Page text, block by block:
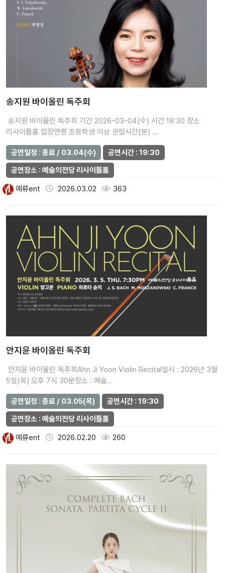
송지원 바이올린 독주회
송지원 바이올린 독주회 기간 2026-03-04(수) 시간 19:30 장소
리사이틀홀 입장연령 초등학생 이상 관람시간(분) …
공연일정 : 종료 / 03.04(수)
공연시간 : 19:30
공연장소 : 예술의전당 리사이틀홀
예류ent 2026.03.02 363
안지윤 바이올린 독주회
안지윤 바이올린 독주회Ahn Ji Yoon Violin Recital일시 : 2026년 3월
5일(목) 오후 7시 30분장소 : 예술…
공연일정 : 종료 / 03.05(목)
공연시간 : 19:30
공연장소 : 예술의전당 리사이틀홀
예류ent 2026.02.20 260